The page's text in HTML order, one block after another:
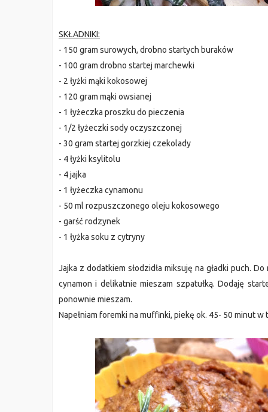
SKŁADNIKI:
- 150 gram surowych, drobno startych buraków
- 100 gram drobno startej marchewki
- 2 łyżki mąki kokosowej
- 120 gram mąki owsianej
- 1 łyżeczka proszku do pieczenia
- 1/2 łyżeczki sody oczyszczonej
- 30 gram startej gorzkiej czekolady
- 4 łyżki ksylitolu
- 4 jajka
- 1 łyżeczka cynamonu
- 50 ml rozpuszczonego oleju kokosowego
- garść rodzynek
- 1 łyżka soku z cytryny
Jajka z dodatkiem słodzidła miksuję na gładki puch.
cynamon i delikatnie mieszam szpatułką. Dodaję
ponownie mieszam.
Napełniam foremki na muffinki, piekę ok. 45- 50 minut w